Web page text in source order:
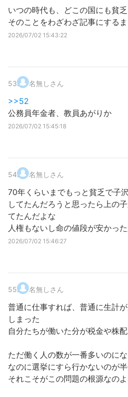
いつの時代も、どこの国にも貧乏
そのことをわざわざ記事にする
2026/07/02 15:43:22
53. 名無しさん
>>52
公務員年金者、教員あがりか
2026/07/02 15:45:18
54. 名無しさん
70年くらいまでもっと貧乏で子
してたんだろうと思ったら上の
てたんだよな
人権もないし命の値段が安かっ
2026/07/02 15:46:27
55. 名無しさん
普通に仕事すれば、普通に生計
しまった
自分たちが働いた分が税金や株
ただ働く人の数が一番多いのにな
なのに選挙にすら行かないのが
それこそがこの問題の根源なのよ